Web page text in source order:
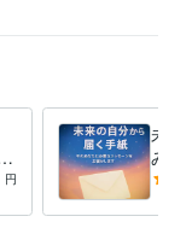
円
未来
み解
要な